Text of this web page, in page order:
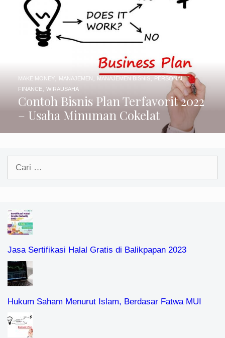
Contoh Bisnis Plan Terfavorit 2022
– Usaha Minuman Cokelat
MAKE MONEY, MANAJEMEN, MANAJEMEN BISNIS, PERSONAL
FINANCE, WIRAUSAHA
Cari
Jasa Sertifikasi Halal Gratis di Balikpapan 2023
Hukum Saham Menurut Islam, Berdasar Fatwa MUI